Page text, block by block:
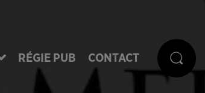
RÉGIE PUB CONTACT